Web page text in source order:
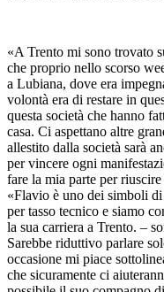
«A Trento mi sono trovato
che proprio nello scorso
a Lubiana, dove era
volontà era di restare in
questa società che hanno
casa. Ci aspettano altre
allestito dalla società sarà
per vincere ogni
fare la mia parte per
«Flavio è uno dei simboli di
per tasso tecnico e siamo
la sua carriera a Trento. –
Sarebbe riduttivo parlare
occasione mi piace
che sicuramente ci